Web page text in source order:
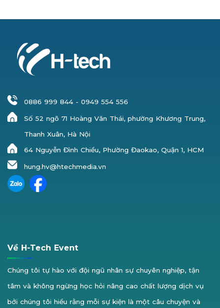
0886 999 844- 0949 554 556
Số 52 ngõ 71 Hoàng Văn Thái, phường Khương Trung,
Thanh Xuân, Hà Nội
64 Nguyễn Đình Chiểu, Phường Đaokao, Quận 1, HCM
hung.hv@htechmedia.vn
Về H-Tech Event
Chúng tôi tự hào với đội ngũ nhân sự chuyên nghiệp, tận
tâm và không ngừng học hỏi nâng cao chất lượng dịch vụ
bởi chúng tôi hiểu rằng mỗi sự kiện là một câu chuyện và